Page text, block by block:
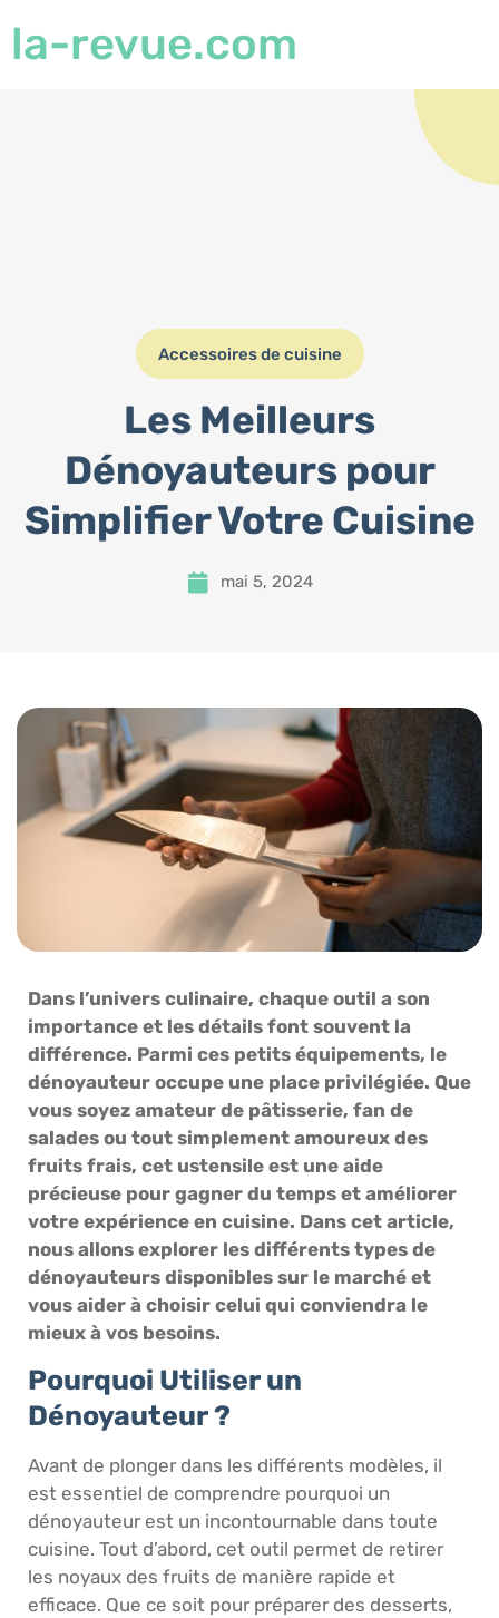
la-revue.com
Accessoires de cuisine
Les Meilleurs
Dénoyauteurs pour
Simplifier Votre Cuisine
mai 5, 2024
Dans l’univers culinaire, chaque outil a son
importance et les détails font souvent la
différence. Parmi ces petits équipements, le
dénoyauteur occupe une place privilégiée. Que
vous soyez amateur de pâtisserie, fan de
salades ou tout simplement amoureux des
fruits frais, cet ustensile est une aide
précieuse pour gagner du temps et améliorer
votre expérience en cuisine. Dans cet article,
nous allons explorer les différents types de
dénoyauteurs disponibles sur le marché et
vous aider à choisir celui qui conviendra le
mieux à vos besoins.
Pourquoi Utiliser un
Dénoyauteur ?
Avant de plonger dans les différents modèles, il
est essentiel de comprendre pourquoi un
dénoyauteur est un incontournable dans toute
cuisine. Tout d’abord, cet outil permet de retirer
les noyaux des fruits de manière rapide et
efficace. Que ce soit pour préparer des desserts,